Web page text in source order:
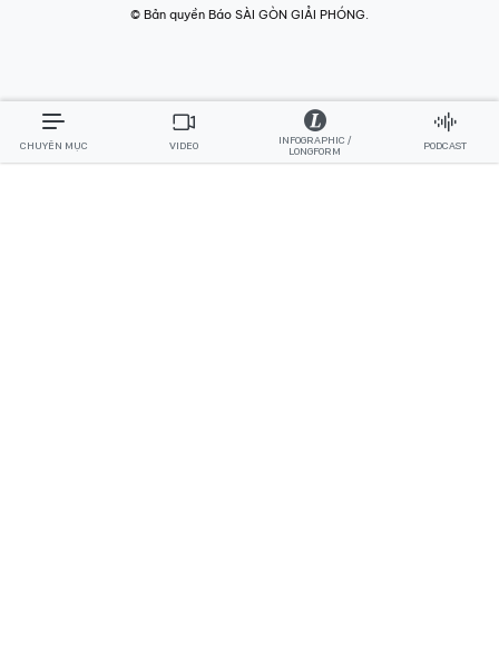
© Bản quyền Báo SÀI GÒN GIẢI PHÓNG.
CHUYÊN MỤC VIDEO
INFOGRAPHIC /
LONGFORM
PODCAST